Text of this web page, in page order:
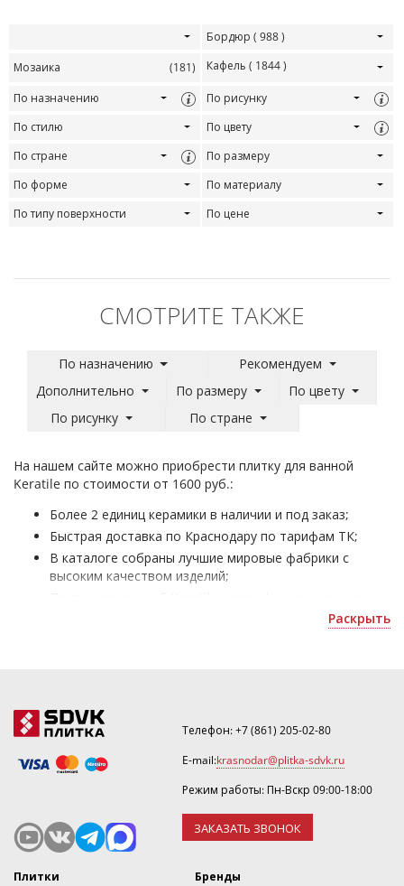
Бордюр ( 988 )
Мозаика
(181) Кафель ( 1844 )
По назначению
По рисунку
По стилю
По цвету
По стране
По размеру
По форме
По материалу
По типу поверхности
По цене
СМОТРИТЕ ТАКЖЕ
По назначению
Рекомендуем
Дополнительно
По размеру
По цвету
По рисунку
По стране
На нашем сайте можно приобрести плитку для ванной
Keratile по стоимости от 1600 руб.:
Более 2 единиц керамики в наличии и под заказ;
Быстрая доставка по Краснодару по тарифам ТК;
В каталоге собраны лучшие мировые фабрики с
высоким качеством изделий;
Раскрыть
Телефон:+7 (861) 205-02-80
E-mail:krasnodar@plitka-sdvk.ru
Режим работы: Пн-Вскр 09:00-18:00
ЗАКАЗАТЬ ЗВОНОК
Плитки
Бренды